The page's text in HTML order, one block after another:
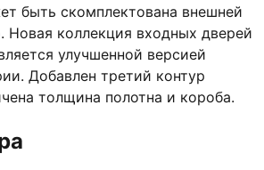
быть скомплектована внешней
Новая коллекция входных дверей
улучшенной версией
Добавлен третий контур
толщина полотна и короба.